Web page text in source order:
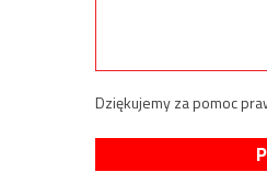
Dziękujemy za pomoc